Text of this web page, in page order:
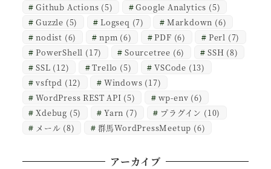
Github Actions (5) Google Analytics (5)
Guzzle (5) Logseq (7) Markdown (6)
nodist (6) npm (6) PDF (6) Perl (7)
PowerShell (17) Sourcetree (6) SSH (8)
SSL (12) Trello (5) VSCode (13)
vsftpd (12) Windows (17)
WordPress REST API (5) wp-env (6)
Xdebug (5) Yarn (7) プラグイン (10)
メール (8) 群馬WordPressMeetup (6)
アーカイブ